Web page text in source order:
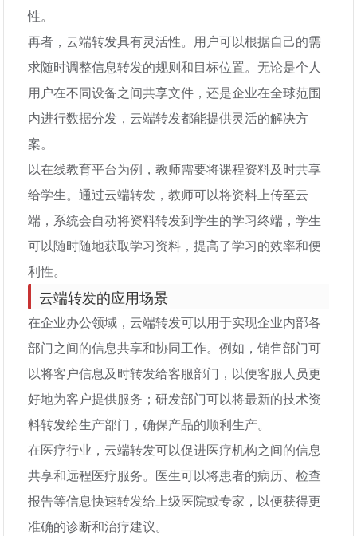
性。
再者，云端转发具有灵活性。用户可以根据自己的需
求随时调整信息转发的规则和目标位置。无论是个人
用户在不同设备之间共享文件，还是企业在全球范围
内进行数据分发，云端转发都能提供灵活的解决方
案。
以在线教育平台为例，教师需要将课程资料及时共享
给学生。通过云端转发，教师可以将资料上传至云
端，系统会自动将资料转发到学生的学习终端，学生
可以随时随地获取学习资料，提高了学习的效率和便
利性。
云端转发的应用场景
在企业办公领域，云端转发可以用于实现企业内部各
部门之间的信息共享和协同工作。例如，销售部门可
以将客户信息及时转发给客服部门，以便客服人员更
好地为客户提供服务；研发部门可以将最新的技术资
料转发给生产部门，确保产品的顺利生产。
在医疗行业，云端转发可以促进医疗机构之间的信息
共享和远程医疗服务。医生可以将患者的病历、检查
报告等信息快速转发给上级医院或专家，以便获得更
准确的诊断和治疗建议。